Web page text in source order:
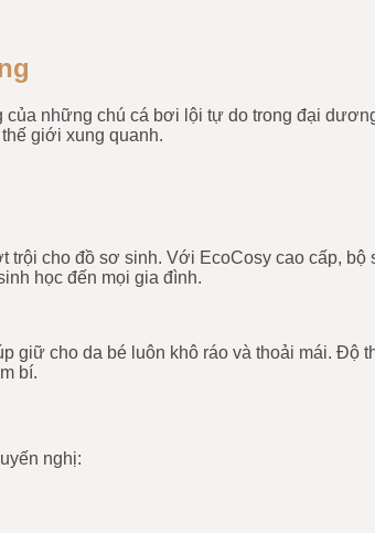
những chú cá bơi lội tự do trong đại
giới xung quanh.
trội cho đồ sơ sinh. Với EcoCosy cao cấp,
học đến mọi gia đình.
giữ cho da bé luôn khô ráo và thoải mái.
bí.
nghị: